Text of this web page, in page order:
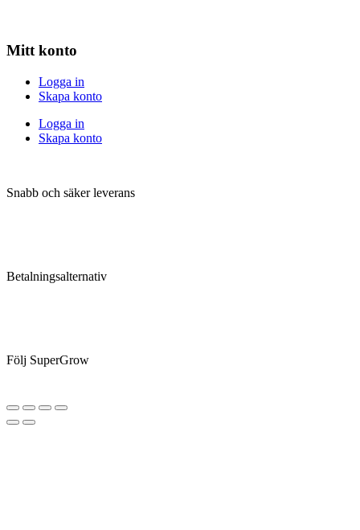
Mitt konto
Logga in
Skapa konto
Logga in
Skapa konto
Snabb och säker leverans
Betalningsalternativ
Följ SuperGrow